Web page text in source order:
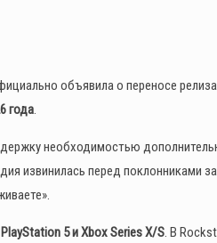
объявила о переносе
года.
необходимостью
извинилась перед поклонниками
PlayStation 5 и Xbox Series X/S. В